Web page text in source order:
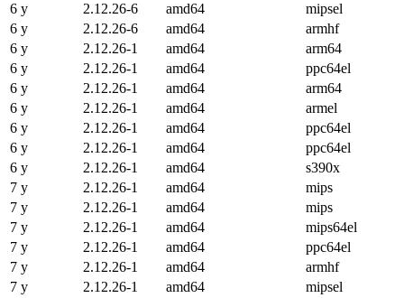
6 y
2.12.26-6 amd64
mipsel
6 y
2.12.26-6 amd64
armhf
6 y
2.12.26-1 amd64
arm64
6 y
2.12.26-1 amd64
ppc64el
6 y
2.12.26-1 amd64
arm64
6 y
2.12.26-1 amd64
armel
6 y
2.12.26-1 amd64
ppc64el
6 y
2.12.26-1 amd64
ppc64el
6 y
2.12.26-1 amd64
s390x
7 y
2.12.26-1 amd64
mips
7 y
2.12.26-1 amd64
mips
7 y
2.12.26-1 amd64
mips64el
7 y
2.12.26-1 amd64
ppc64el
7 y
2.12.26-1 amd64
armhf
7 y
2.12.26-1 amd64
mipsel